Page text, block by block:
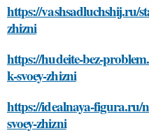
https://vashsadluchshij.ru/
zhizni
https://hudeite-bez-
k-svoey-zhizni
https://idealnaya-figura.ru/
svoey-zhizni